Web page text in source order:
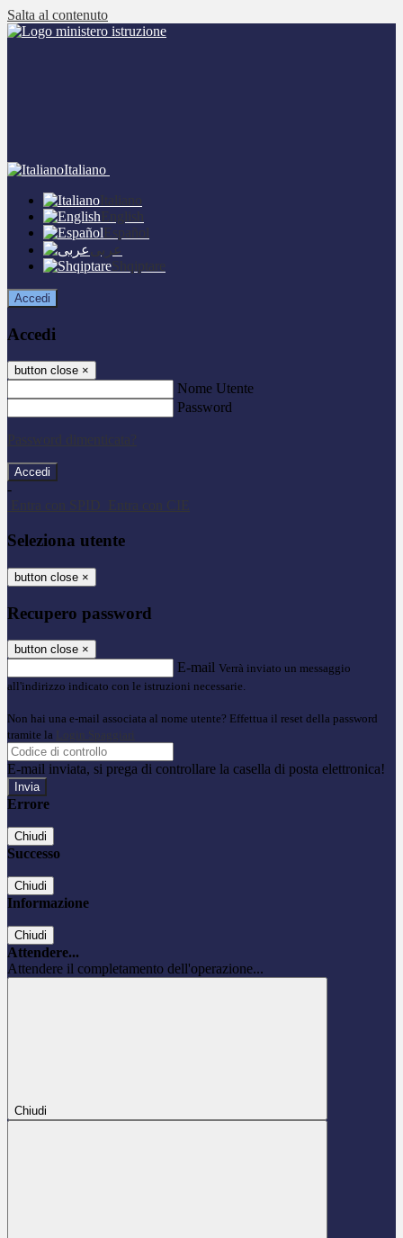
Salta al contenuto
Italiano
Italiano
English
Español
عربى
Shqiptare
Accedi
Accedi
button close ×
Nome Utente
Password
Password dimenticata?
-
Entra con SPID
Entra con CIE
Seleziona utente
button close ×
Recupero password
button close ×
E-mail Verrà inviato un messaggio
all'indirizzo indicato con le istruzioni necessarie.
Non hai una e-mail associata al nome utente? Effettua il reset della password
tramite la Login Spaggiari
E-mail inviata, si prega di controllare la casella di posta elettronica!
Errore
Chiudi
Successo
Chiudi
Informazione
Chiudi
Attendere...
Attendere il completamento dell'operazione...
Chiudi